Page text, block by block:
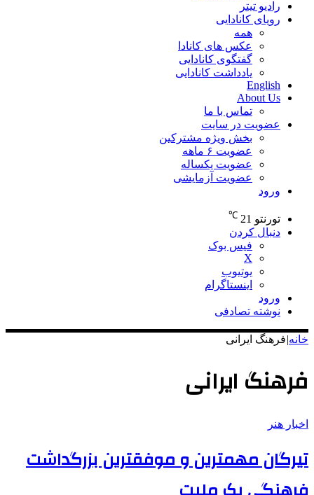
رادیو تیتر
رویای کانادایی
همه
عکس های کانادا
گفتگوی کانادایی
یادداشت کانادایی
English
About Us
تماس با ما
عضویت در سایت
بخش ویژه مشترکین
عضویت ۶ ماهه
عضویت یکساله
عضویت آزمایشی
ورود
تورنتو 21
℃
دنبال کردن
فیس بوک
X
یوتیوب
اینستاگرام
ورود
نوشته تصادفی
خانه|فرهنگ ایرانی
فرهنگ ایرانی
اخبار هنر
تیرگان مهمترین و موفقترین بزرگداشت